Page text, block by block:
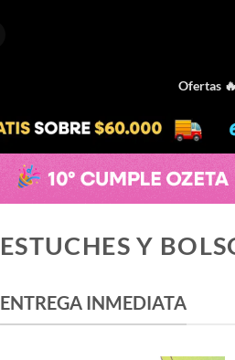
Ofertas 🔥
ESTUCHES Y
ENTREGA INMEDIATA